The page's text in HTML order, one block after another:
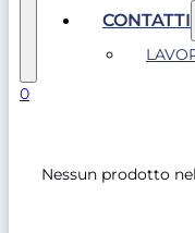
CONTATTI
0
Nessun prodotto